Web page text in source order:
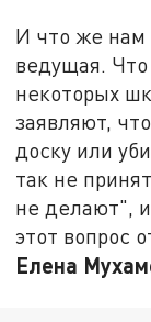
И что же нам
ведущая.
некоторых
заявляют,
доску или
так не
не делают",
этот вопрос
Елена